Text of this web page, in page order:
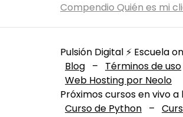
Compendio Quién es mi
Pulsión Digital ⚡️ Escuela
Blog – Términos de uso
Web Hosting por Neolo
Próximos cursos en vivo a
Curso de Python –